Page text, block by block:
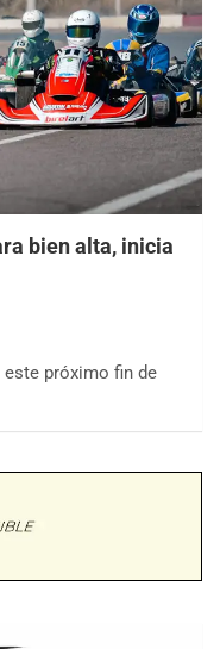
bien alta, inicia
este próximo fin de